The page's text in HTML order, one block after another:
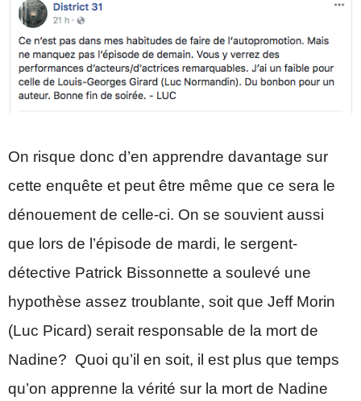
On risque donc d’en apprendre davantage sur
cette enquête et peut être même que ce sera le
dénouement de celle-ci. On se souvient aussi
que lors de l’épisode de mardi, le sergent-
détective Patrick Bissonnette a soulevé une
hypothèse assez troublante, soit que Jeff Morin
(Luc Picard) serait responsable de la mort de
Nadine? Quoi qu’il en soit, il est plus que temps
qu’on apprenne la vérité sur la mort de Nadine